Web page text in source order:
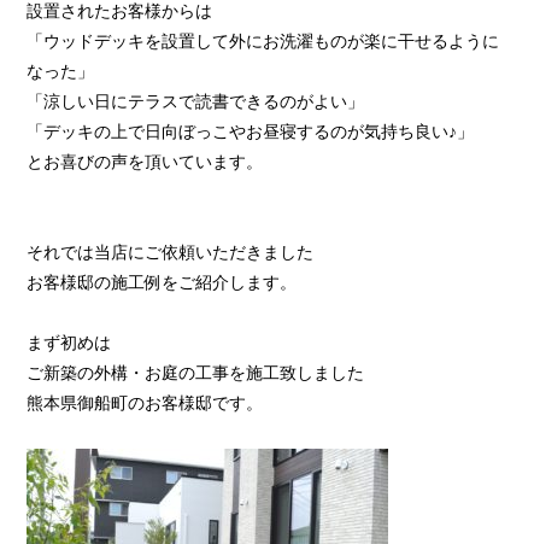
設置されたお客様からは
「ウッドデッキを設置して外にお洗濯ものが楽に干せるように
なった」
「涼しい日にテラスで読書できるのがよい」
「デッキの上で日向ぼっこやお昼寝するのが気持ち良い♪」
とお喜びの声を頂いています。
それでは当店にご依頼いただきました
お客様邸の施工例をご紹介します。
まず初めは
ご新築の外構・お庭の工事を施工致しました
熊本県御船町のお客様邸です。